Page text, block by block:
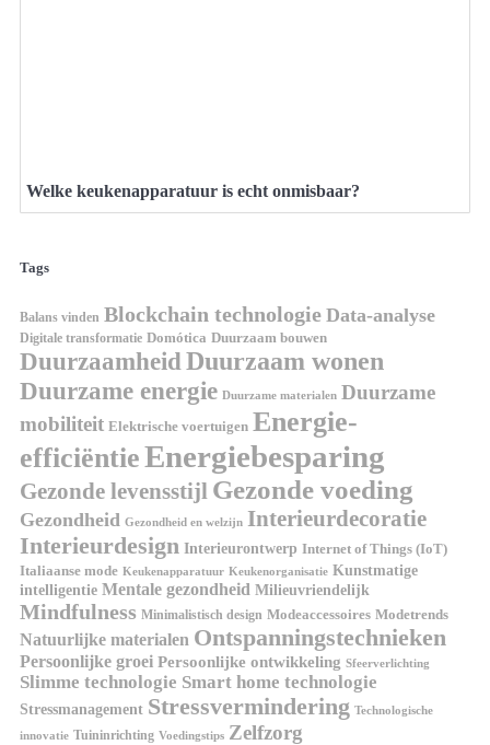
Welke keukenapparatuur is echt onmisbaar?
Tags
Balans vinden Blockchain technologie Data-analyse
Digitale transformatie Domótica Duurzaam bouwen
Duurzaamheid Duurzaam wonen
Duurzame energie Duurzame materialen Duurzame
mobiliteit Elektrische voertuigen Energie-
efficiëntieEnergiebesparing
Gezonde levensstijl Gezonde voeding
Gezondheid Gezondheid en welzijn Interieurdecoratie
Interieurdesign Interieurontwerp Internet of Things (IoT)
Italiaanse mode Keukenapparatuur Keukenorganisatie Kunstmatige
intelligentie Mentale gezondheid Milieuvriendelijk
Mindfulness Minimalistisch design Modeaccessoires Modetrends
Natuurlijke materialen Ontspanningstechnieken
Persoonlijke groei Persoonlijke ontwikkeling Sfeerverlichting
Slimme technologie Smart home technologie
Stressmanagement Stressvermindering Technologische
innovatie Tuininrichting Voedingstips Zelfzorg